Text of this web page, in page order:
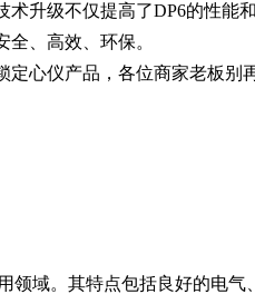
升级不仅提高了DP6的性能
、高效、环保。
心仪产品，各位商家老板别
领域。其特点包括良好的电气